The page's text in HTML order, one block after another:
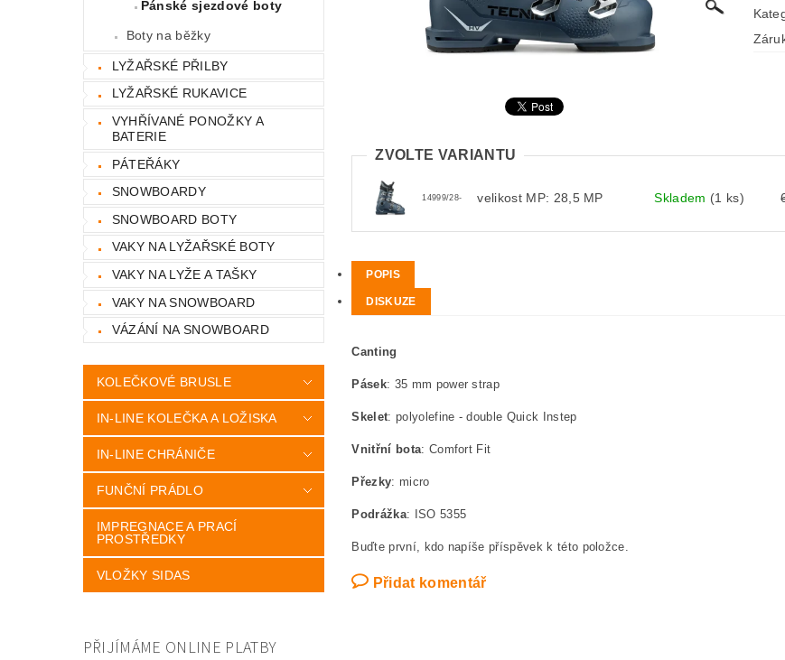
Pánské sjezdové boty
Boty na běžky
LYŽAŘSKÉ PŘILBY
LYŽAŘSKÉ RUKAVICE
VYHŘÍVANÉ PONOŽKY A
BATERIE
PÁTEŘÁKY
SNOWBOARDY
SNOWBOARD BOTY
VAKY NA LYŽAŘSKÉ BOTY
VAKY NA LYŽE A TAŠKY
VAKY NA SNOWBOARD
VÁZÁNÍ NA SNOWBOARD
KOLEČKOVÉ BRUSLE
IN-LINE KOLEČKA A LOŽISKA
IN-LINE CHRÁNIČE
FUNČNÍ PRÁDLO
IMPREGNACE A PRACÍ
PROSTŘEDKY
VLOŽKY SIDAS
PŘIJÍMÁME ONLINE PLATBY
ZVOLTE VARIANTU
14999/28- velikost MP: 28,5 MP Skladem (1 ks)
POPIS
DISKUZE
Canting
Pásek: 35 mm power strap
Skelet: polyolefine - double Quick Instep
Vnitřní bota: Comfort Fit
Přezky: micro
Podrážka: ISO 5355
Buďte první, kdo napíše příspěvek k této položce.
Přidat komentář